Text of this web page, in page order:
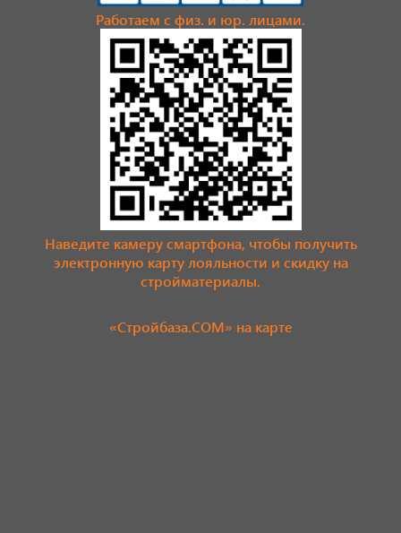
Работаем с физ. и юр. лицами.
Наведите камеру смартфона, чтобы получить
электронную карту лояльности и скидку на
стройматериалы.
«Стройбаза.COM» на карте